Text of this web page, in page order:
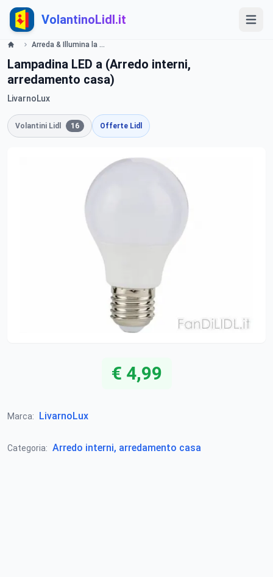
VolantinoLidl.it
Arreda & Illumina la tua casa - LIDL Catalogue - Offerte valide dal 28 febbraio 2019 Lidl
Lampadina LED a (Arredo interni,
arredamento casa)
LivarnoLux
Volantini Lidl 16 Offerte Lidl
€ 4,99
Marca: LivarnoLux
Categoria: Arredo interni, arredamento casa